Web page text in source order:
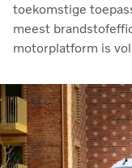
toekomstige
meest
motorplatform is